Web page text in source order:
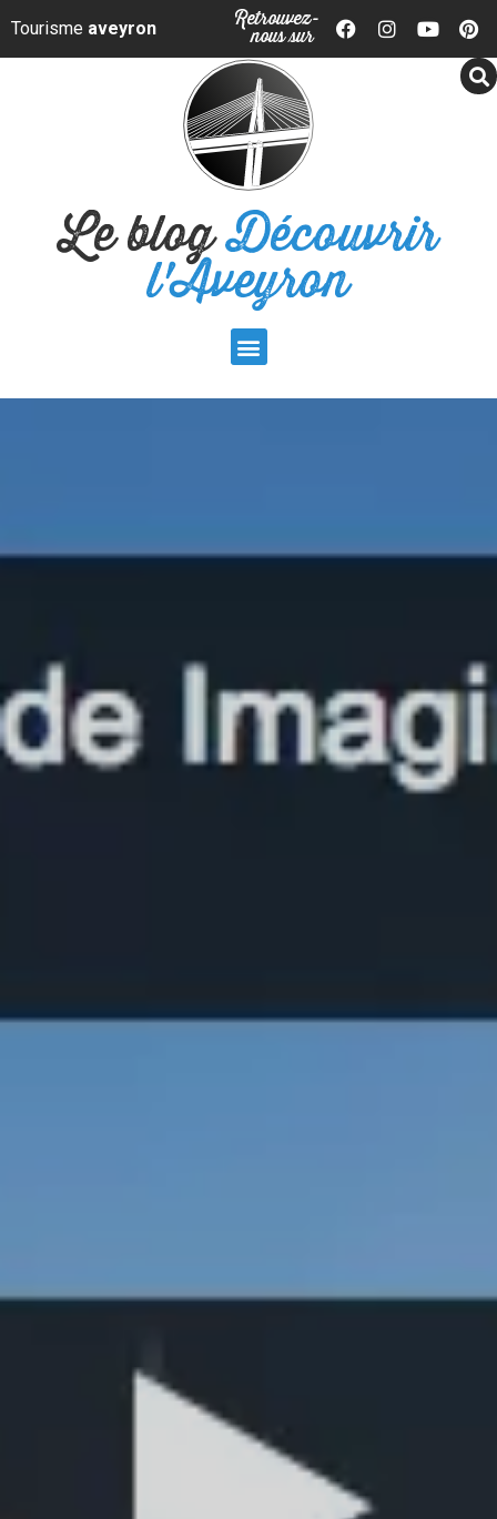
Panneau de gestion des cookies
Tourisme aveyron Retrouvez-
nous sur
Le blogDécouvrir
l'Aveyron